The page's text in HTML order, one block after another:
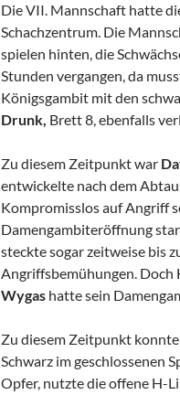
Die VII. Mannschaft hatte
Schachzentrum. Die
spielen hinten, die
Stunden vergangen, da
Königsgambit mit den
Drunk, Brett 8, ebenfalls
Zu diesem Zeitpunkt war
entwickelte nach dem
Kompromisslos auf Angriff
Damengambiteröffnung
steckte sogar zeitweise bis
Angriffsbemühungen. Doch
Wygas hatte sein
Zu diesem Zeitpunkt
Schwarz im geschlossenen
Opfer, nutzte die offene H-